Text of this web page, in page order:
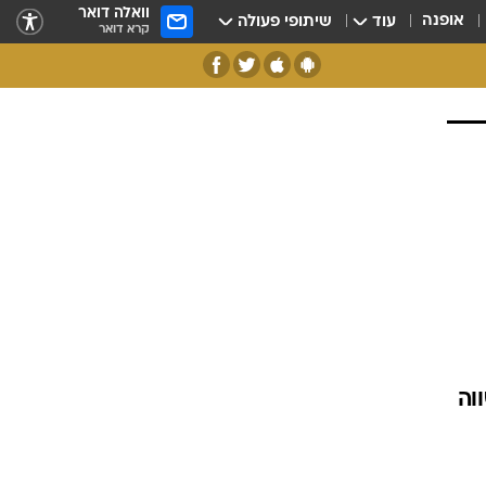
אופנה עוד שיתופי פעולה וואלה דואר
קרא דואר